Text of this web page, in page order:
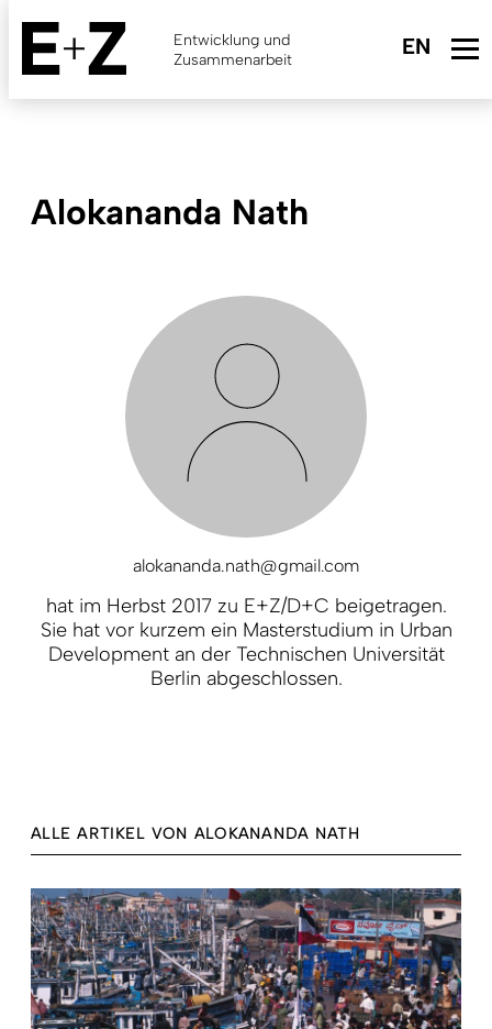
Skip
main
content
Entwicklung und
Zusammenarbeit
Alokananda Nath
alokananda.nath@gmail.com
hat im Herbst 2017 zu E+Z/D+C beigetragen.
Sie hat vor kurzem ein Masterstudium in Urban
Development an der Technischen Universität
Berlin abgeschlossen.
ALLE ARTIKEL VON ALOKANANDA NATH